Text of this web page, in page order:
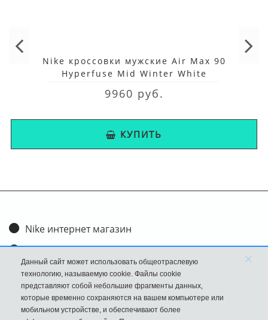
Nike кроссовки мужские Air Max 90
Hyperfuse Mid Winter White
9960 руб.
КУПИТЬ
Nike интернет магазин
Доставка и оплата
Обмен и возврат
Размеры
FAQ
Данный сайт может использовать общеотраслевую
технологию, называемую cookie. Файлы cookie
представляют собой небольшие фрагменты данных,
которые временно сохраняются на вашем компьютере или
мобильном устройстве, и обеспечивают более
×